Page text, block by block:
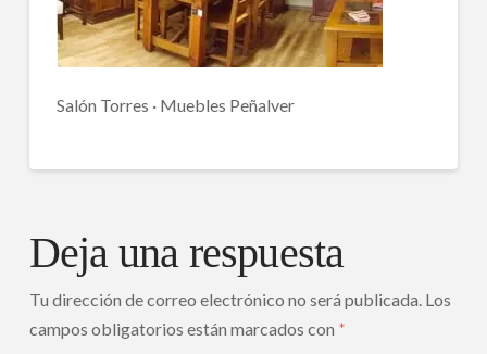
Salón Torres · Muebles Peñalver
Deja una respuesta
Tu dirección de correo electrónico no será publicada. Los
campos obligatorios están marcados con *